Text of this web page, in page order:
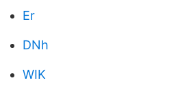
Er
DNh
WIK